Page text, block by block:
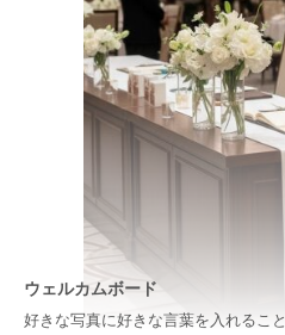
ウェルカムボード
好きな写真に好きな言葉を入れるこ